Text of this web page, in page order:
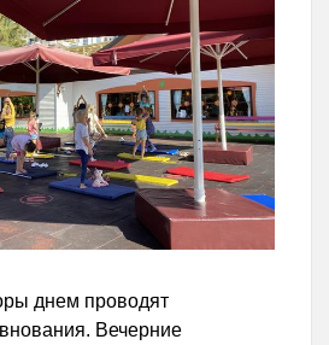
днем проводят
Вечерние